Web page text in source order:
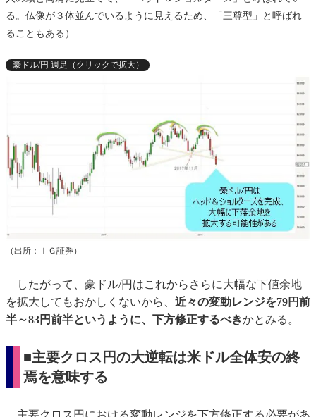
る。仏像が３体並んでいるように見えるため、「三尊型」と呼ばれ
ることもある）
豪ドル/円 週足（クリックで拡大）
（出所：ＩＧ証券）
したがって、豪ドル/円はこれからさらに大幅な下値余地
を拡大してもおかしくないから、 近々の変動レンジを79円前
半～83円前半というように、下方修正するべきかとみる。
■主要クロス円の大逆転は米ドル全体安の終
焉を意味する
主要クロス円における変動レンジを下方修正する必要があ